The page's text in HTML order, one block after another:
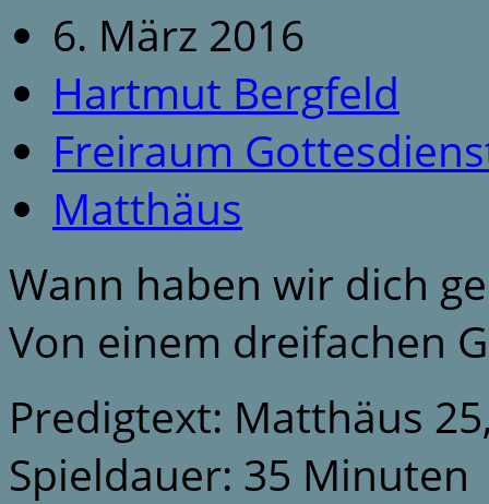
6. März 2016
Hartmut Bergfeld
Freiraum
Matthäus
Wann haben wir dich
Von einem dreifachen
Predigtext: Matthäus
Spieldauer: 35 Minuten